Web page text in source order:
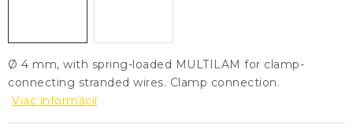
Ø 4 mm, with spring-loaded MULTILAM for clamp-
connecting stranded wires. Clamp connection.
Viac informácií